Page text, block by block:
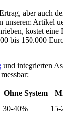
aber auch
unserem Artikel
kostet eine
bis 150.000
und integrierten
Ohne System
30-40% 15-